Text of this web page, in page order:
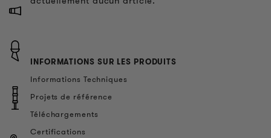
INFORMATIONS SUR LES PRODUITS
Informations Techniques
Projets de référence
Téléchargements
Certifications